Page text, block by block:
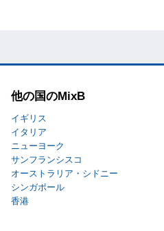
他の国のMixB
イギリス
イタリア
ニューヨーク
サンフランシスコ
オーストラリア・シドニー
シンガポール
香港